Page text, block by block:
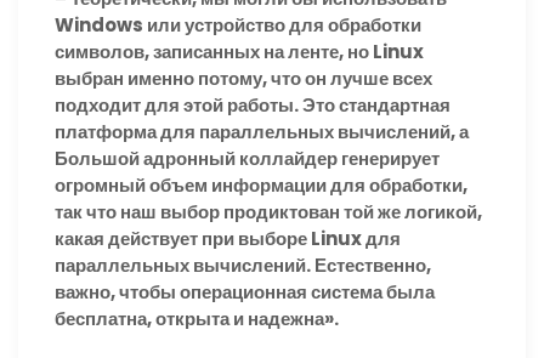
Windows или устройство для обработки
символов, записанных на ленте, но Linux
выбран именно потому, что он лучше всех
подходит для этой работы. Это стандартная
платформа для параллельных вычислений, а
Большой адронный коллайдер генерирует
огромный объем информации для обработки,
так что наш выбор продиктован той же логикой,
какая действует при выборе Linux для
параллельных вычислений. Естественно,
важно, чтобы операционная система была
бесплатна, открыта и надежна».